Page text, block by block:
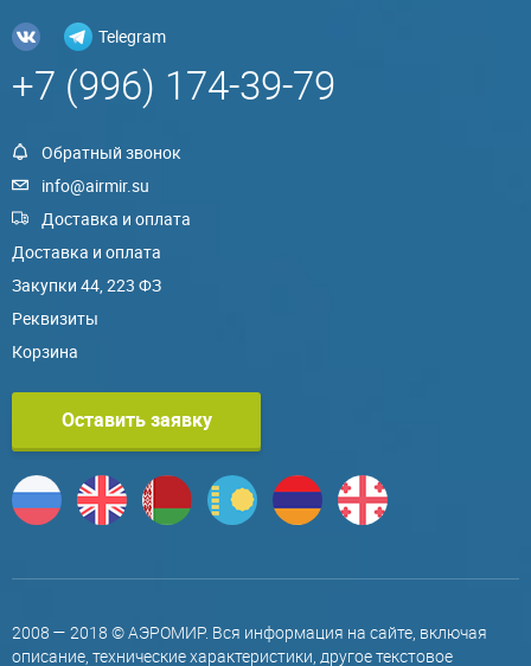
Telegram
+7 (996) 174-39-79
Обратный звонок
info@airmir.su
Доставка и оплата
Доставка и оплата
Закупки 44, 223 ФЗ
Реквизиты
Корзина
Оставить заявку
2008 — 2018 © АЭРОМИР. Вся информация на сайте, включая
описание, технические характеристики, другое текстовое